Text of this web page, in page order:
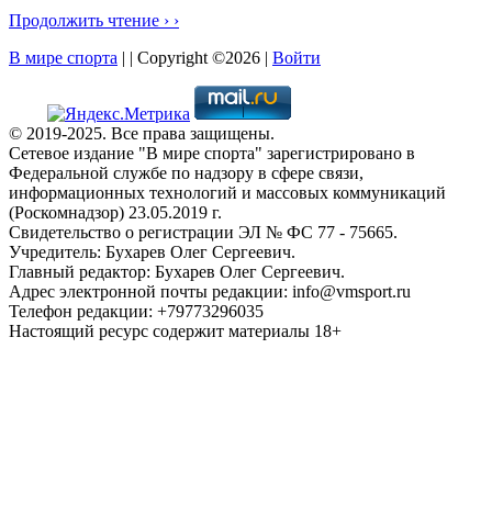
Продолжить чтение › ›
В мире спорта | | Copyright ©2026 | Войти
© 2019-2025. Все права защищены.
Сетевое издание "В мире спорта" зарегистрировано в
Федеральной службе по надзору в сфере связи,
информационных технологий и массовых коммуникаций
(Роскомнадзор) 23.05.2019 г.
Свидетельство о регистрации ЭЛ № ФС 77 - 75665.
Учредитель: Бухарев Олег Сергеевич.
Главный редактор: Бухарев Олег Сергеевич.
Адрес электронной почты редакции: info@vmsport.ru
Телефон редакции: +79773296035
Настоящий ресурс содержит материалы 18+